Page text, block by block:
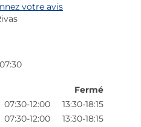
votre avis
Fermé
07:30-12:00
13:30-18:15
07:30-12:00
13:30-18:15